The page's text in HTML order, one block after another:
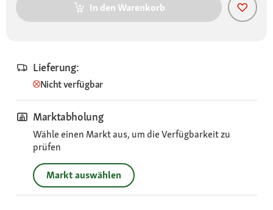
In den Warenkorb
Lieferung:
Nicht verfügbar
Marktabholung
Wähle einen Markt aus, um die Verfügbarkeit zu
prüfen
Markt auswählen